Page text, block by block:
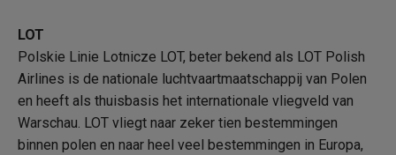
LOT
Polskie Linie Lotnicze LOT, beter bekend als LOT Polish
Airlines is de nationale luchtvaartmaatschappij van Polen
en heeft als thuisbasis het internationale vliegveld van
Warschau. LOT vliegt naar zeker tien bestemmingen
binnen polen en naar heel veel bestemmingen in Europa,